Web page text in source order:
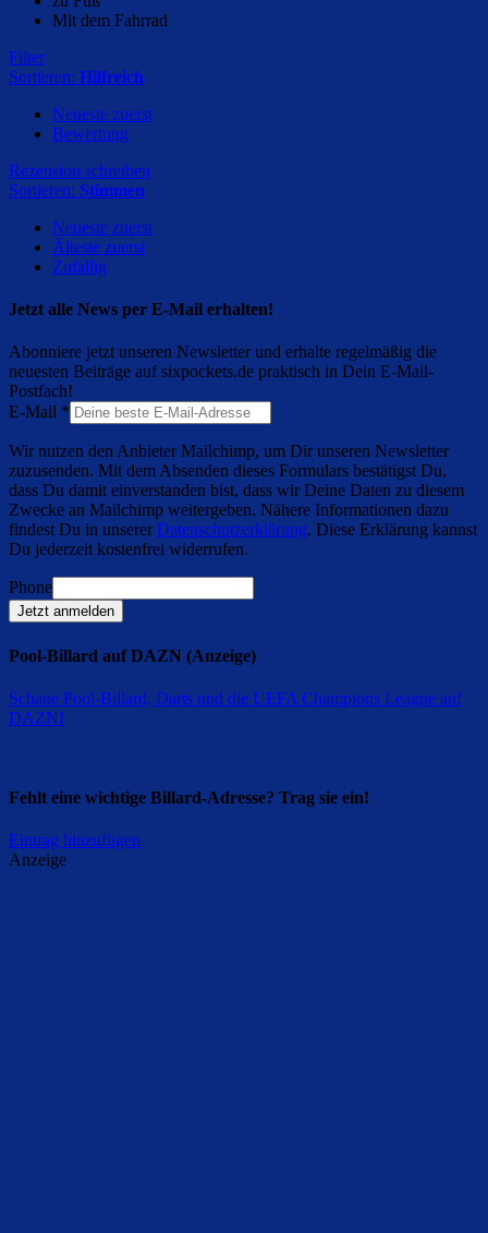
Mit dem Fahrrad
Filter
Sortieren: Hilfreich
Neueste zuerst
Bewertung
Rezension schreiben
Sortieren: Stimmen
Neueste zuerst
Älteste zuerst
Zufällig
Jetzt alle News per E-Mail erhalten!
Abonniere jetzt unseren Newsletter und erhalte regelmäßig die
neuesten Beiträge auf sixpockets.de praktisch in Dein E-Mail-
Postfach!
E-Mail *
Wir nutzen den Anbieter Mailchimp, um Dir unseren Newsletter
zuzusenden. Mit dem Absenden dieses Formulars bestätigst Du,
dass Du damit einverstanden bist, dass wir Deine Daten zu diesem
Zwecke an Mailchimp weitergeben. Nähere Informationen dazu
findest Du in unsererDatenschutzerklärung. Diese Erklärung kannst
Du jederzeit kostenfrei widerrufen.
Phone
Jetzt anmelden
Pool-Billard auf DAZN (Anzeige)
Schaue Pool-Billard, Darts und die UEFA Champions League auf
DAZN!
Fehlt eine wichtige Billard-Adresse? Trag sie ein!
Eintrag hinzufügen
Anzeige